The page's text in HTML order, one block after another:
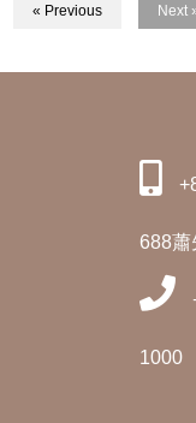
« Previous Next
688蕭
1000